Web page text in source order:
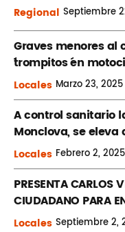
Regional Septiembre
Graves menores al
´trompitos ´en
Locales Marzo23, 2025
A control sanitario
Monclova, se eleva
Locales Febrero2, 2025
PRESENTA CARLOS
CIUDADANO PARA
Locales Septiembre2,